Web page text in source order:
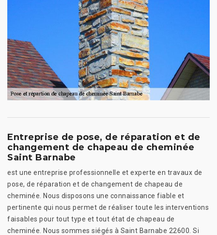
Entreprise de pose, de réparation et de
changement de chapeau de cheminée
Saint Barnabe
est une entreprise professionnelle et experte en travaux de
pose, de réparation et de changement de chapeau de
cheminée. Nous disposons une connaissance fiable et
pertinente qui nous permet de réaliser toute les interventions
faisables pour tout type et tout état de chapeau de
cheminée. Nous sommes siégés à Saint Barnabe 22600. Si